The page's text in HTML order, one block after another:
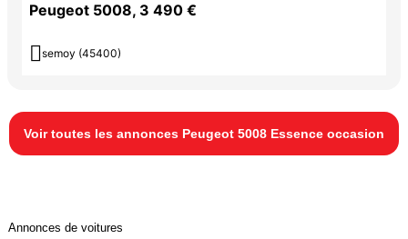
Peugeot 5008, 3 490 €
 semoy (45400)
Voir toutes les annonces Peugeot 5008 Essence occasion
Annonces de voitures